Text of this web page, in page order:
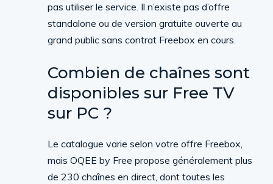
pas utiliser le service. Il n’existe pas d’offre
standalone ou de version gratuite ouverte au
grand public sans contrat Freebox en cours.
Combien de chaînes sont
disponibles sur Free TV
sur PC ?
Le catalogue varie selon votre offre Freebox,
mais OQEE by Free propose généralement plus
de 230 chaînes en direct, dont toutes les